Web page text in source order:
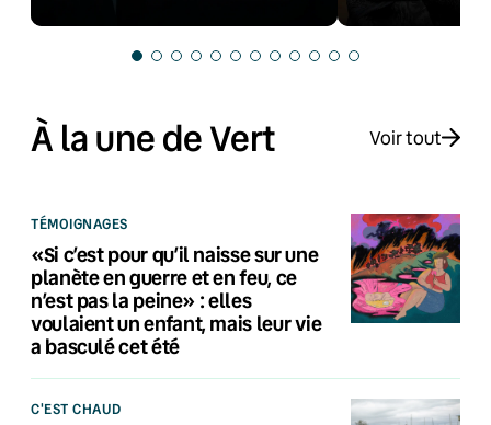
À la une de Vert Voir tout
TÉMOIGNAGES
«Si c’est pour qu’il naisse sur une
planète en guerre et en feu, ce
n’est pas la peine» : elles
voulaient un enfant, mais leur vie
a basculé cet été
C'EST CHAUD